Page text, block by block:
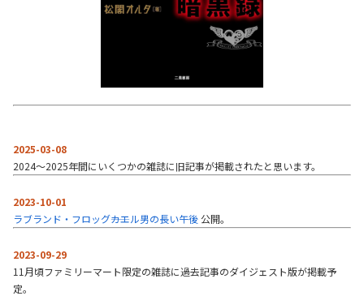
2025-03-08
2024～2025年間にいくつかの雑誌に旧記事が掲載されたと思います。
2023-10-01
ラブランド・フロッグ――カエル男の長い午後公開。
2023-09-29
11月頃ファミリーマート限定の雑誌に過去記事のダイジェスト版が掲載予
定。